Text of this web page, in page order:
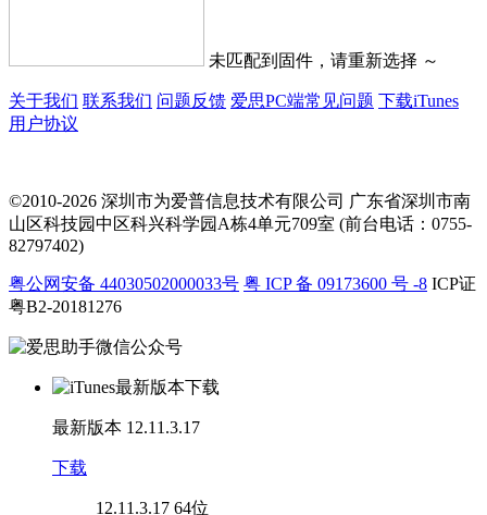
未匹配到固件，请重新选择 ～
关于我们 联系我们 问题反馈 爱思PC端常见问题 下载iTunes
用户协议
©2010-2026 深圳市为爱普信息技术有限公司 广东省深圳市南
山区科技园中区科兴科学园A栋4单元709室 (前台电话：0755-
82797402)
粤公网安备 44030502000033号 粤 ICP 备 09173600 号 -8 ICP证
粤B2-20181276
最新版本 12.11.3.17
下载
12.11.3.17 64位